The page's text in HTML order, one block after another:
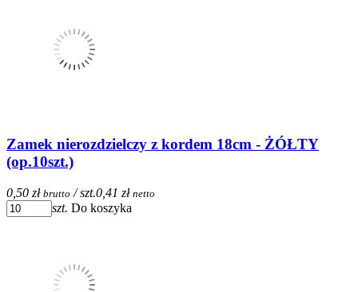
Zamek nierozdzielczy z kordem 18cm - ŻÓŁTY
(op.10szt.)
0,50 zł brutto / szt.0,41 zł netto
szt. Do koszyka